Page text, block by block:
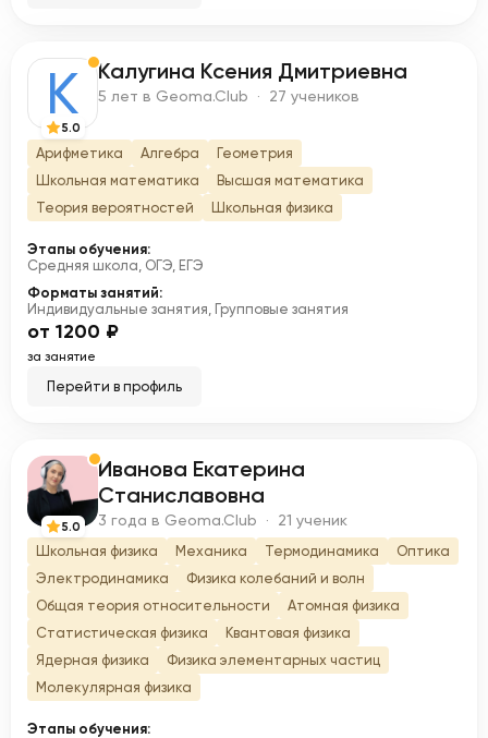
К
5.0
Калугина Ксения Дмитриевна
5 лет в Geoma.Club · 27 учеников
Арифметика Алгебра
Геометрия
Школьная математика
Высшая математика
Теория вероятностей
Школьная физика
Этапы обучения:
Средняя школа, ОГЭ, ЕГЭ
Форматы занятий:
Индивидуальные занятия, Групповые занятия
от 1200 ₽
за занятие
Перейти в профиль
И
5.0
Иванова Екатерина
Станиславовна
3 года в Geoma.Club · 21 ученик
Школьная физика Механика Термодинамика
Оптика
Электродинамика
Физика колебаний и волн
Общая теория относительности
Атомная физика
Статистическая физика
Квантовая физика
Ядерная физика
Физика элементарных частиц
Молекулярная физика
Этапы обучения: